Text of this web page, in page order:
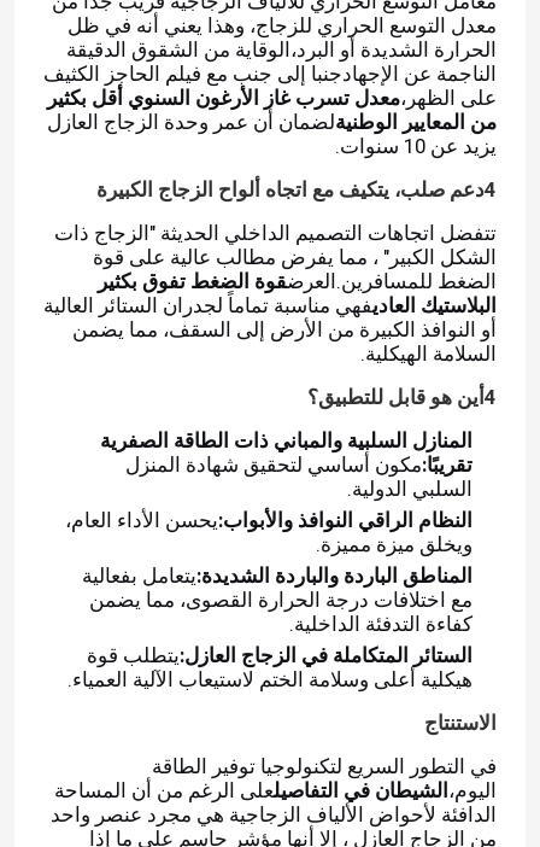
معلومات عنا
جولة في المعمل
رقابة جودة
اتصل بنا
شريط الألمنيوم الفاصل
شريط فاصل الحافة الدافئة
بار بوتيل فاصل
نوافذ الجورجية بار
مانع تسرب الزجاج المعزول
شريط بوتيل مانع التسرب
معدل التوسع الحراري للزجاج، وهذا يعني أنه في ظل
الحرارة الشديدة أو البرد،الوقاية من الشقوق الدقيقة
الناجمة عن الإجهادجنبا إلى جنب مع فيلم الحاجز الكثيف
على الظهر،معدل تسرب غاز الأرغون السنوي أقل بكثير
من المعايير الوطنيةلضمان أن عمر وحدة الزجاج العازل
يزيد عن 10 سنوات.
4دعم صلب، يتكيف مع اتجاه ألواح الزجاج الكبيرة
تتفضل اتجاهات التصميم الداخلي الحديثة "الزجاج ذات
الشكل الكبير" ، مما يفرض مطالب عالية على قوة
الضغط للمسافرين.العرضقوة الضغط تفوق بكثير
البلاستيك العاديفهي مناسبة تماماً لجدران الستائر العالية
أو النوافذ الكبيرة من الأرض إلى السقف، مما يضمن
السلامة الهيكلية.
4أين هو قابل للتطبيق؟
المنازل السلبية والمباني ذات الطاقة الصفرية
تقريبًا:مكون أساسي لتحقيق شهادة المنزل
السلبي الدولية.
النظام الراقي النوافذ والأبواب:يحسن الأداء العام،
ويخلق ميزة مميزة.
المناطق الباردة والباردة الشديدة:يتعامل بفعالية
مع اختلافات درجة الحرارة القصوى، مما يضمن
كفاءة التدفئة الداخلية.
الستائر المتكاملة في الزجاج العازل:يتطلب قوة
هيكلية أعلى وسلامة الختم لاستيعاب الآلية العمياء.
الاستنتاج
في التطور السريع لتكنولوجيا توفير الطاقة
اليوم، الشيطان في التفاصيلعلى الرغم من أن المساحة
الدافئة لأحواض الألياف الزجاجية هي مجرد عنصر واحد
من الزجاج العازل ، إلا أنها مؤشر حاسم على ما إذا